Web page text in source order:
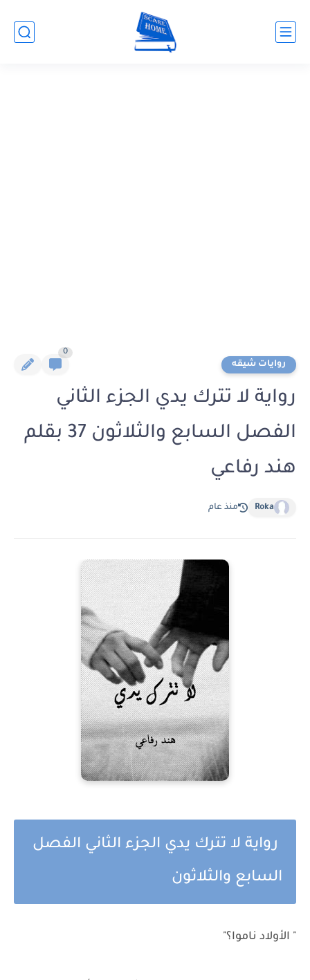
روايات شيقه
0
رواية لا تترك يدي الجزء الثاني
الفصل السابع والثلاثون 37 بقلم
هند رفاعي
Roka منذ عام
رواية لا تترك يدي الجزء الثاني الفصل
السابع والثلاثون
" الأولاد ناموا؟"